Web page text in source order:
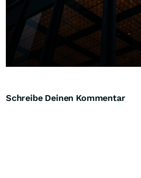
Schreibe Deinen Kommentar